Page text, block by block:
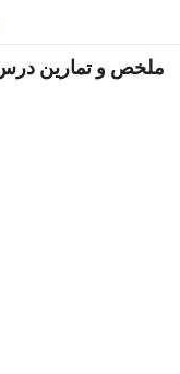
ملخص و تمارين درس